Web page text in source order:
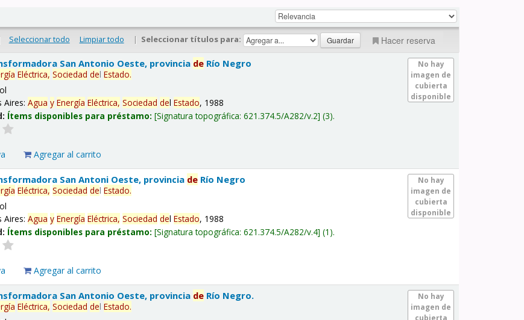
| Seleccionar todo Limpiar todo | Seleccionar títulos para: Hacer reserva
No hay
imagen de
cubierta
disponible
San Antonio Oeste, provincia de Río Negro
Eléctrica, Sociedad delEstado.
Aires:Agua y Energía Eléctrica, Sociedad delEstado, 1988
Ítems disponibles para préstamo: Signatura topográfica:621.374.5/A282/v.2 (3).
Agregar al carrito
No hay
imagen de
cubierta
disponible
San Antoni Oeste, provincia de Río Negro
Eléctrica, Sociedad delEstado.
Aires:Agua y Energía Eléctrica, Sociedad delEstado, 1988
Ítems disponibles para préstamo: Signatura topográfica:621.374.5/A282/v.4 (1).
Agregar al carrito
No hay
imagen de
cubierta
San Antonio Oeste, provincia de Río Negro.
Eléctrica, Sociedad delEstado.